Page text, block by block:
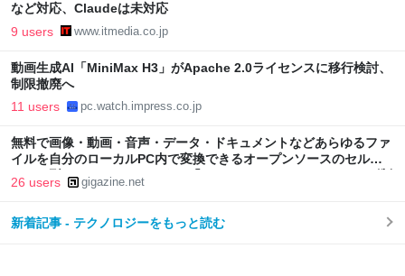
など対応、Claudeは未対応
9 users www.itmedia.co.jp
動画生成AI「MiniMax H3」がApache 2.0ライセンスに移行検討、
制限撤廃へ
11 users pc.watch.impress.co.jp
無料で画像・動画・音声・データ・ドキュメントなどあらゆるファ
イルを自分のローカルPC内で変換できるオープンソースのセルフ
ホスト型ファイルコンバーター「Transmute」、ファイルサイズ制
限や透かしの追加など一切なしでユーザー作成も可能
26 users gigazine.net
新着記事 - テクノロジーをもっと読む